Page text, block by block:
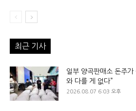
최근 기사
일부 양곡판매소 돈주
와 다를 게 없다”
2026.08.07 6:03 오후